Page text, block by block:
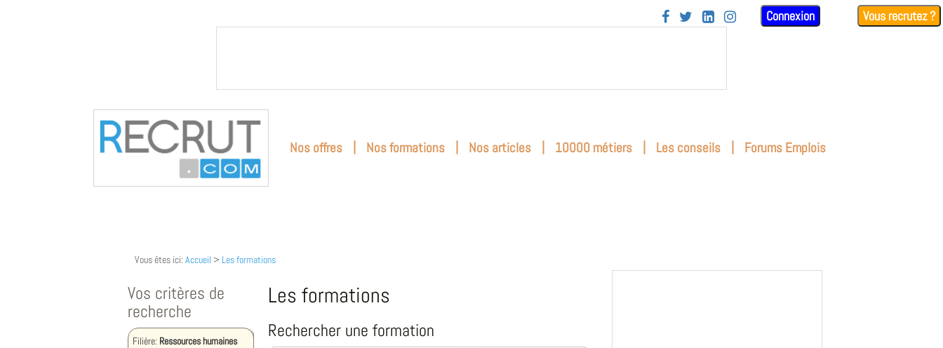
    Connexion Vous recrutez ?
Nos offres | Nos formations | Nos articles | 10000 métiers | Les conseils | Forums Emplois
Vous êtes ici: Accueil > Les formations
Vos critères de
recherche
Filière: Ressources humaines
Les formations
Rechercher une formation